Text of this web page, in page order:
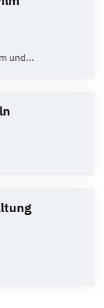
und...